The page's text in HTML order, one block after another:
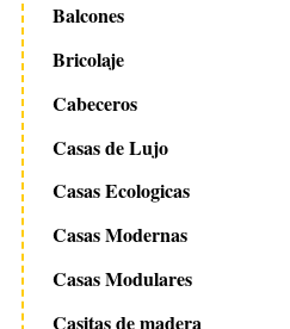
Balcones
Bricolaje
Cabeceros
Casas de Lujo
Casas Ecologicas
Casas Modernas
Casas Modulares
Casitas de madera